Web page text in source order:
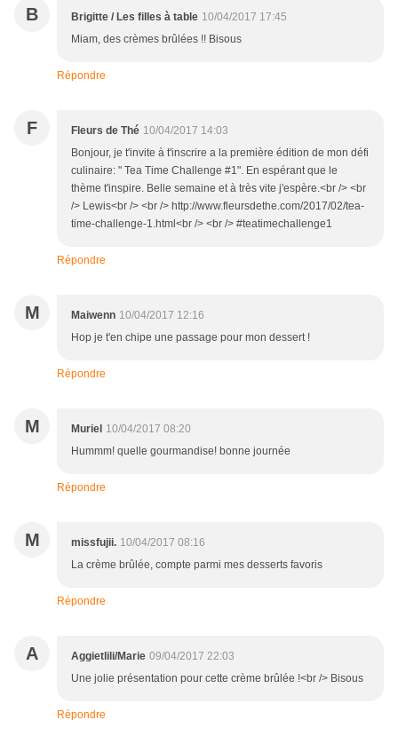
B Brigitte / Les filles à table 10/04/2017 17:45
Miam, des crèmes brûlées !! Bisous
Répondre
F Fleurs de Thé 10/04/2017 14:03
Bonjour, je t'invite à t'inscrire a la première édition de mon défi
culinaire: " Tea Time Challenge #1". En espérant que le
thème t'inspire. Belle semaine et à très vite j'espère.<br /> <br
/> Lewis<br /> <br /> http://www.fleursdethe.com/2017/02/tea-
time-challenge-1.html<br /> <br /> #teatimechallenge1
Répondre
M Maiwenn 10/04/2017 12:16
Hop je t'en chipe une passage pour mon dessert !
Répondre
M Muriel 10/04/2017 08:20
Hummm! quelle gourmandise! bonne journée
Répondre
M missfujii. 10/04/2017 08:16
La crème brûlée, compte parmi mes desserts favoris
Répondre
A Aggietlili/Marie 09/04/2017 22:03
Une jolie présentation pour cette crème brûlée !<br /> Bisous
Répondre